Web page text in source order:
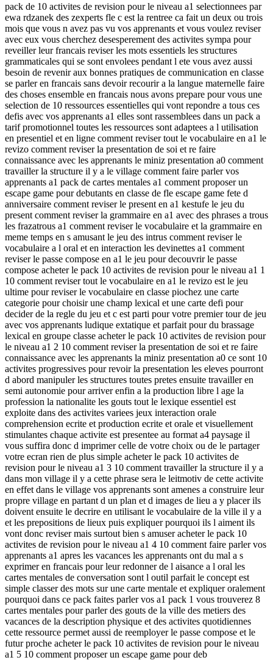
pack de 10 activites de revision pour le niveau a1 selectionnees par
ewa rdzanek des zexperts fle c est la rentree ca fait un deux ou trois
mois que vous n avez pas vu vos apprenants et vous voulez reviser
avec eux vous cherchez desesperement des activites sympa pour
reveiller leur francais reviser les mots essentiels les structures
grammaticales qui se sont envolees pendant l ete vous avez aussi
besoin de revenir aux bonnes pratiques de communication en classe
se parler en francais sans devoir recourir a la langue maternelle faire
des choses ensemble en francais nous avons prepare pour vous une
selection de 10 ressources essentielles qui vont repondre a tous ces
defis avec vos apprenants a1 elles sont rassemblees dans un pack a
tarif promotionnel toutes les ressources sont adaptees a l utilisation
en presentiel et en ligne comment reviser tout le vocabulaire en a1 le
revizo comment reviser la presentation de soi et re faire
connaissance avec les apprenants le miniz presentation a0 comment
travailler la structure il y a le village comment faire parler vos
apprenants a1 pack de cartes mentales a1 comment proposer un
escape game pour debutants en classe de fle escape game fete d
anniversaire comment reviser le present en a1 kestufe le jeu du
present comment reviser la grammaire en a1 avec des phrases a trous
les frazatrous a1 comment reviser le vocabulaire et la grammaire en
meme temps en s amusant le jeu des intrus comment reviser le
vocabulaire a l oral et en interaction les devinettes a1 comment
reviser le passe compose en a1 le jeu pour decouvrir le passe
compose acheter le pack 10 activites de revision pour le niveau a1 1
10 comment reviser tout le vocabulaire en a1 le revizo est le jeu
ultime pour reviser le vocabulaire en classe piochez une carte
categorie pour choisir une champ lexical et une carte defi pour
decider de la regle du jeu et c est parti pour votre premier tour de jeu
avec vos apprenants ludique extatique et parfait pour du brassage
lexical en groupe classe acheter le pack 10 activites de revision pour
le niveau a1 2 10 comment reviser la presentation de soi et re faire
connaissance avec les apprenants la miniz presentation a0 ce sont 10
activites progressives pour revoir la presentation les eleves pourront
d abord manipuler les structures toutes pretes ensuite travailler en
semi autonomie pour arriver enfin a la production libre l age la
profession la nationalite les gouts tout le lexique essentiel est
exploite dans des activites variees jeux interaction orale
comprehension ecrite et production ecrite et orale et visuellement
stimulantes chaque activite est presentee au format a4 paysage il
vous suffira donc d imprimer celle de votre choix ou de le partager
votre ecran rien de plus simple acheter le pack 10 activites de
revision pour le niveau a1 3 10 comment travailler la structure il y a
dans mon village il y a cette phrase sera le leitmotiv de cette activite
en effet dans le village vos apprenants sont amenes a construire leur
propre village en partant d un plan et d images de lieu a y placer ils
doivent ensuite le decrire en utilisant le vocabulaire de la ville il y a
et les prepositions de lieux puis expliquer pourquoi ils l aiment ils
vont donc reviser mais surtout bien s amuser acheter le pack 10
activites de revision pour le niveau a1 4 10 comment faire parler vos
apprenants a1 apres les vacances les apprenants ont du mal a s
exprimer en francais pour leur redonner de l aisance a l oral les
cartes mentales de conversation sont l outil parfait le concept est
simple classer des mots sur une carte mentale et expliquer oralement
pourquoi dans ce pack faites parler vos a1 pack 1 vous trouverez 8
cartes mentales pour parler des gouts de la ville des metiers des
vacances de la description physique et des activites quotidiennes
cette ressource permet aussi de reemployer le passe compose et le
futur proche acheter le pack 10 activites de revision pour le niveau
a1 5 10 comment proposer un escape game pour deb